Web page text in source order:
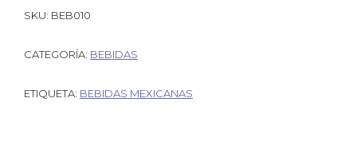
SKU: BEB010
CATEGORÍA: BEBIDAS
ETIQUETA: BEBIDAS MEXICANAS